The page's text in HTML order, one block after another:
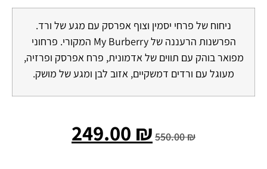
ניחוח של פרחי יסמין וצוף אפרסק עם מגע של ורד.
הפרשנות הרעננה של My Burberry המקורי. פרחוני
מפואר בוהק עם תווים של אדמונית, פרח אפרסק ופרזיה,
מעוגל עם ורדים דמשקיים, אזוב לבן ומגע של מושק.
550.00₪
249.00 ₪